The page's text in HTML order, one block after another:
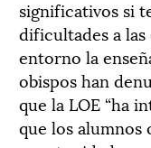
significativos si
dificultades a
entorno la
obispos han
que la LOE “ha
que los alumnos